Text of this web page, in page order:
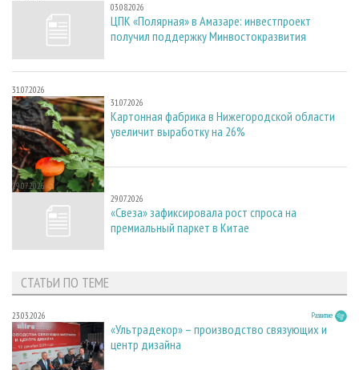
03.08.2026
ЦПК «Полярная» в Амазаре: инвестпроект
получил поддержку Минвостокразвития
31.07.2026
31.07.2026
Картонная фабрика в Нижегородской области
увеличит выработку на 26%
29.07.2026
29.07.2026
«Свеза» зафиксировала рост спроса на
премиальный паркет в Китае
СТАТЬИ ПО ТЕМЕ
23.03.2026 Развитие
«Ультрадекор» – производство связующих и
центр дизайна